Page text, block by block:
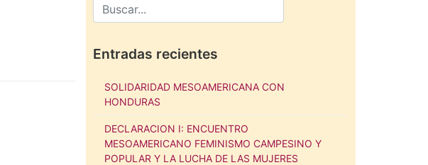
Entradas recientes
SOLIDARIDAD MESOAMERICANA CON
HONDURAS
DECLARACION I: ENCUENTRO
MESOAMERICANO FEMINISMO CAMPESINO Y
POPULAR Y LA LUCHA DE LAS MUJERES